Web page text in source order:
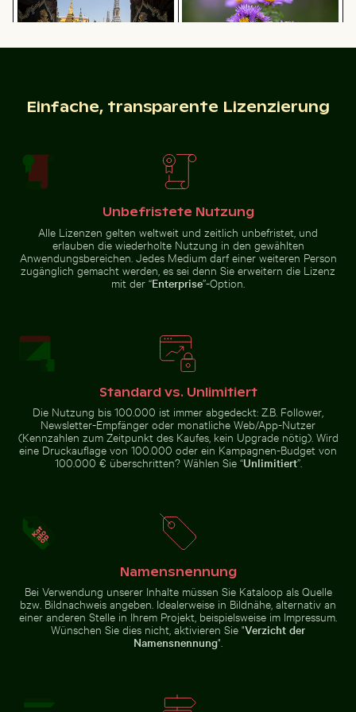
Eingang von Wat Phra Kaeo natürlicher Umgebung
Pinke Lilie in prunkvollem Gemeiner Mynavogel auf einem
Bahrain World Trade Center zwischen Gassen
zwischen Gassen
Lila Phacelia Blüten im
natürlichen Wiesenambiente
Hafenleuchtfeuer bei
Sonnenuntergang im Hafen von
Luftaufnahme der West Bay
Skyline in Doha
Ruhige Gewässer des Lake Ontario, Toronto
Modernes
Balkonen
Majestätischer weißer Pfau im Plaka-Wald
Majestätischer weißer Pfau im
Spektakulärer Indoor-
Spektakulärer Indoor-Wasserfall
Detailreiche Tempellaterne mit goldenem Stupa
Traditionelles Langheckboot am
Einfache, transparente Lizenzierung
Unbefristete Nutzung
Alle Lizenzen gelten weltweit und zeitlich unbefristet, und
erlauben die wiederholte Nutzung in den gewählten
Anwendungsbereichen. Jedes Medium darf einer weiteren Person
zugänglich gemacht werden, es sei denn Sie erweitern die Lizenz
mit der “Enterprise”-Option.
Standard vs. Unlimitiert
Die Nutzung bis 100.000 ist immer abgedeckt: Z.B. Follower,
Newsletter-Empfänger oder monatliche Web/App-Nutzer
(Kennzahlen zum Zeitpunkt des Kaufes, kein Upgrade nötig). Wird
eine Druckauflage von 100.000 oder ein Kampagnen-Budget von
100.000 € überschritten? Wählen Sie “Unlimitiert”.
Namensnennung
Bei Verwendung unserer Inhalte müssen Sie Kataloop als Quelle
bzw. Bildnachweis angeben. Idealerweise in Bildnähe, alternativ an
einer anderen Stelle in Ihrem Projekt, beispielsweise im Impressum.
Wünschen Sie dies nicht, aktivieren Sie "Verzicht der
Namensnennung".